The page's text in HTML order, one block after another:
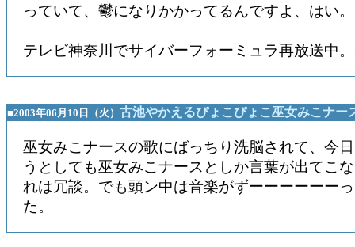
っていて、鬱になりかかってるんですよ、はい。
テレビ神奈川でサイバーフォーミュラ再放送中
■2003年06月10日（火） 古池やかえるぴょこぴょこ巫女みこナー
巫女みこナースの歌にばっちり洗脳されて、今
うとしても巫女みこナースとしか言葉が出て
れは冗談。でも頭ン中は音楽がずーーーーーー
た。